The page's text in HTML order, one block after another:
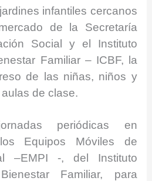
infantiles cercanos
de la Secretaría
Social y el Instituto
Familiar – ICBF, la
de las niñas, niños y
de clase.
periódicas en
Equipos Móviles de
–EMPI -, del Instituto
Familiar, para